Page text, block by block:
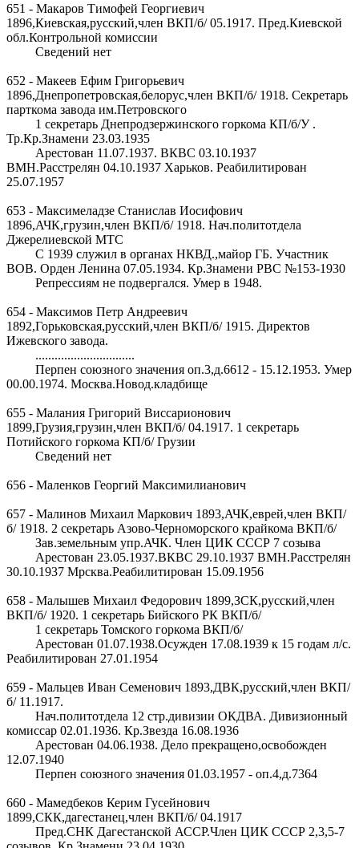
651 - Макаров Тимофей Георгиевич
1896,Киевская,русский,член ВКП/б/ 05.1917. Пред.Киевской
обл.Контрольной комиссии
Сведений нет
652 - Макеев Ефим Григорьевич
1896,Днепропетровская,белорус,член ВКП/б/ 1918. Секретарь
парткома завода им.Петровского
1 секретарь Днепродзержинского горкома КП/б/У .
Тр.Кр.Знамени 23.03.1935
Арестован 11.07.1937. ВКВС 03.10.1937
ВМН.Расстрелян 04.10.1937 Харьков. Реабилитирован
25.07.1957
653 - Максимеладзе Станислав Иосифович
1896,АЧК,грузин,член ВКП/б/ 1918. Нач.политотдела
Джерелиевской МТС
С 1939 служил в органах НКВД.,майор ГБ. Участник
ВОВ. Орден Ленина 07.05.1934. Кр.Знамени РВС №153-1930
Репрессиям не подвергался. Умер в 1948.
654 - Максимов Петр Андреевич
1892,Горьковская,русский,член ВКП/б/ 1915. Директов
Ижевского завода.
...............................
Перпен союзного значения оп.3,д.6612 - 15.12.1953. Умер
00.00.1974. Москва.Новод.кладбище
655 - Малания Григорий Виссарионович
1899,Грузия,грузин,член ВКП/б/ 04.1917. 1 секретарь
Потийского горкома КП/б/ Грузии
Сведений нет
656 - Маленков Георгий Максимилианович
657 - Малинов Михаил Маркович 1893,АЧК,еврей,член ВКП/
б/ 1918. 2 секретарь Азово-Черноморского крайкома ВКП/б/
Зав.земельным упр.АЧК. Член ЦИК СССР 7 созыва
Арестован 23.05.1937.ВКВС 29.10.1937 ВМН.Расстрелян
30.10.1937 Мрсква.Реабилитирован 15.09.1956
658 - Малышев Михаил Федорович 1899,ЗСК,русский,член
ВКП/б/ 1920. 1 секретарь Бийского РК ВКП/б/
1 секретарь Томского горкома ВКП/б/
Арестован 01.07.1938.Осужден 17.08.1939 к 15 годам л/с.
Реабилитирован 27.01.1954
659 - Мальцев Иван Семенович 1893,ДВК,русский,член ВКП/
б/ 11.1917.
Нач.политотдела 12 стр.дивизии ОКДВА. Дивизионный
комиссар 02.01.1936. Кр.Звезда 16.08.1936
Арестован 04.06.1938. Дело прекращено,освобожден
12.07.1940
Перпен союзного значения 01.03.1957 - оп.4,д.7364
660 - Мамедбеков Керим Гусейнович
1899,СКК,дагестанец,член ВКП/б/ 04.1917
Пред.СНК Дагестанской АССР.Член ЦИК СССР 2,3,5-7